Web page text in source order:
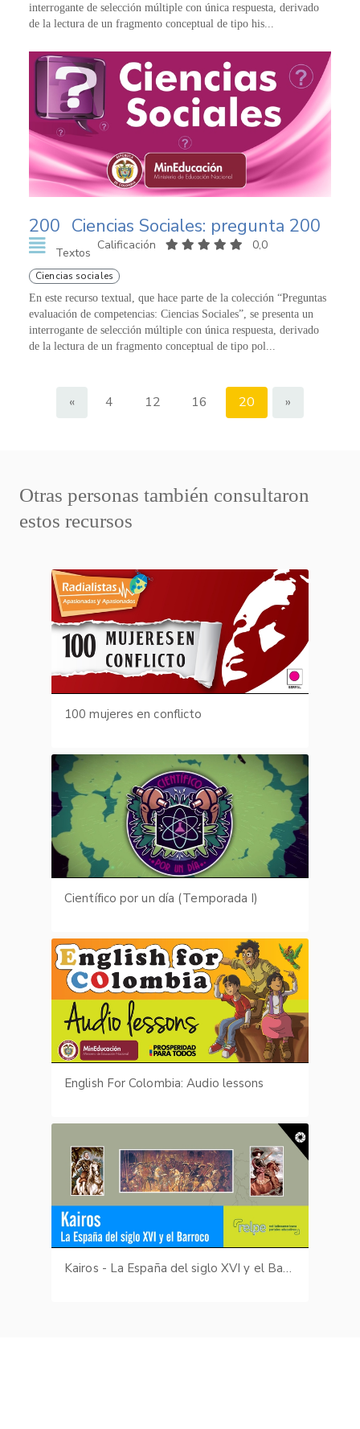
interrogante de selección múltiple con única respuesta, derivado
de la lectura de un fragmento conceptual de tipo his...
200 Ciencias Sociales: pregunta 200
Textos
Calificación 0,0
Ciencias sociales
En este recurso textual, que hace parte de la colección “Preguntas
evaluación de competencias: Ciencias Sociales”, se presenta un
interrogante de selección múltiple con única respuesta, derivado
de la lectura de un fragmento conceptual de tipo pol...
« 4 12 16 20 »
Otras personas también consultaron
estos recursos
100 mujeres en conflicto
Científico por un día (Temporada I)
English For Colombia: Audio lessons
Kairos - La España del siglo XVI y el Barroco